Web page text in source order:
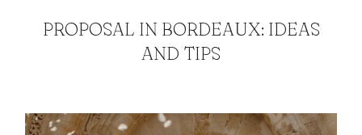
PROPOSAL IN BORDEAUX: IDEAS
AND TIPS